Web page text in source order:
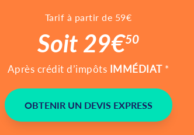
Tarif à partir de 59€
Soit 29€50
Après crédit d’impôts IMMÉDIAT*
OBTENIR UN DEVIS EXPRESS